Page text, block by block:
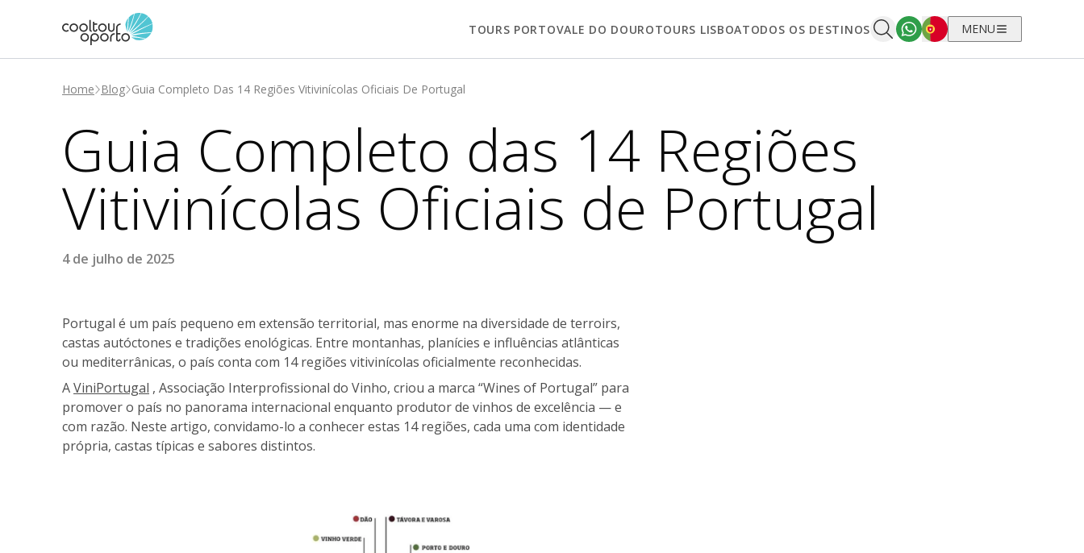
TOURS PORTOVALE DO DOUROTOURS LISBOATODOS OS DESTINOS Português
MENU
Home Blog Guia Completo Das 14 Regiões Vitivinícolas Oficiais De Portugal
Guia Completo das 14 Regiões
Vitivinícolas Oficiais de Portugal
4 de julho de 2025
Portugal é um país pequeno em extensão territorial, mas enorme na diversidade de terroirs,
castas autóctones e tradições enológicas. Entre montanhas, planícies e influências atlânticas
ou mediterrânicas, o país conta com 14 regiões vitivinícolas oficialmente reconhecidas.
AViniPortugal , Associação Interprofissional do Vinho, criou a marca “Wines of Portugal” para
promover o país no panorama internacional enquanto produtor de vinhos de excelência — e
com razão. Neste artigo, convidamo-lo a conhecer estas 14 regiões, cada uma com identidade
própria, castas típicas e sabores distintos.